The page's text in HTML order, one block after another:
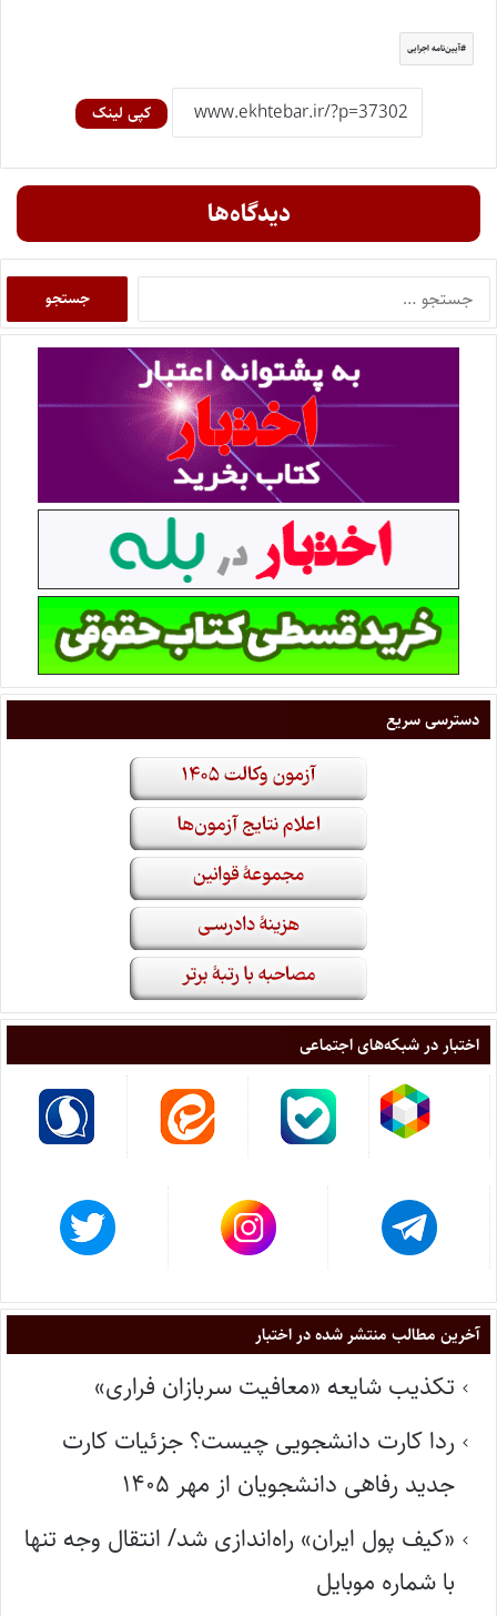
آیين‌نامه اجرایی
کپی لینک
دیدگاه‌ها
دسترسی سریع
اختبار در شبکه‌های اجتماعی
آخرین مطالب منتشر شده در اختبار
تکذیب شایعه «معافیت سربازان فراری»
ردا کارت دانشجویی چیست؟ جزئیات کارت
جدید رفاهی دانشجویان از مهر ۱۴۰۵
«کیف پول ایران» راه‌اندازی شد/ انتقال وجه تنها
با شماره موبایل